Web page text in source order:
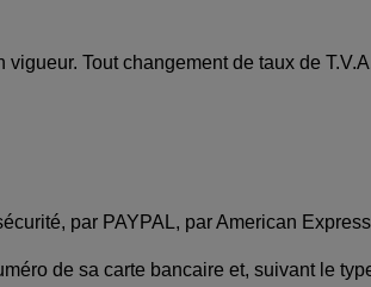
Tout changement de taux de
par PAYPAL, par American
de sa carte bancaire et, suivant le